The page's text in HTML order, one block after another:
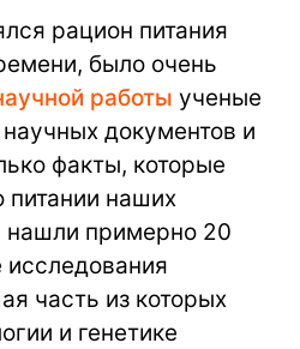
рацион питания
было очень
работы ученые
документов и
факты, которые
питании наших
нашли примерно 20
часть из которых
и генетике